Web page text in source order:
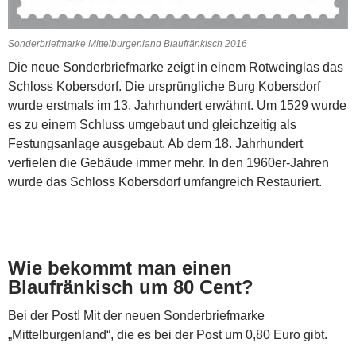
Sonderbriefmarke Mittelburgenland Blaufränkisch 2016
Die neue Sonderbriefmarke zeigt in einem Rotweinglas das
Schloss Kobersdorf. Die ursprüngliche Burg Kobersdorf
wurde erstmals im 13. Jahrhundert erwähnt. Um 1529 wurde
es zu einem Schluss umgebaut und gleichzeitig als
Festungsanlage ausgebaut. Ab dem 18. Jahrhundert
verfielen die Gebäude immer mehr. In den 1960er-Jahren
wurde das Schloss Kobersdorf umfangreich Restauriert.
Wie bekommt man einen
Blaufränkisch um 80 Cent?
Bei der Post! Mit der neuen Sonderbriefmarke
„Mittelburgenland“, die es bei der Post um 0,80 Euro gibt.